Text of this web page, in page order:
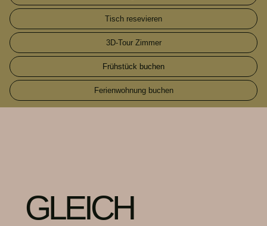
Tisch resevieren
3D-Tour Zimmer
Frühstück buchen
Ferienwohnung buchen
GLEICH